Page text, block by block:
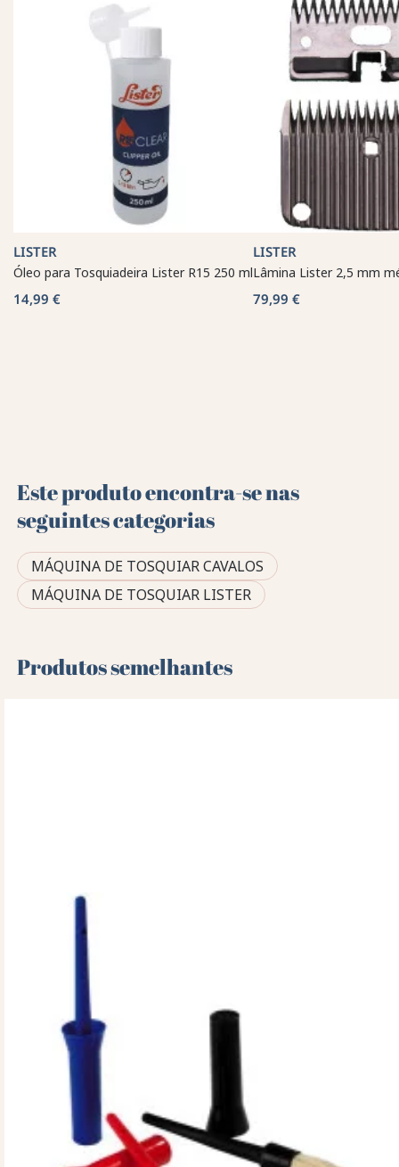
LISTER
Óleo para Tosquiadeira Lister R15 250 ml
14,99 €
LISTER
Lâmina Lister 2,5 mm
79,99 €
Este produto encontra-se nas
seguintes categorias
MÁQUINA DE TOSQUIAR CAVALOS
MÁQUINA DE TOSQUIAR LISTER
Produtos semelhantes